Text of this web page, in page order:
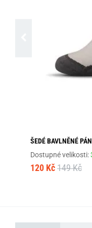
ŠEDÉ BAVLNĚNÉ
Dostupné velikosti:
120 Kč 149 Kč